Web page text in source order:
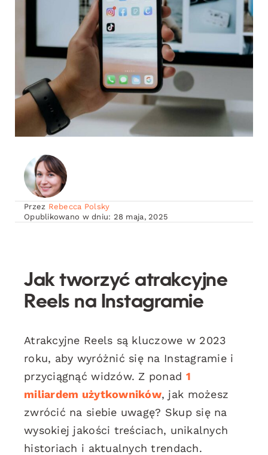
Przez Rebecca Polsky
Opublikowano w dniu: 28 maja, 2025
Jak tworzyć atrakcyjne
Reels na Instagramie
Atrakcyjne Reels są kluczowe w 2023
roku, aby wyróżnić się na Instagramie i
przyciągnąć widzów. Z ponad 1
miliardem użytkowników, jak możesz
zwrócić na siebie uwagę? Skup się na
wysokiej jakości treściach, unikalnych
historiach i aktualnych trendach.